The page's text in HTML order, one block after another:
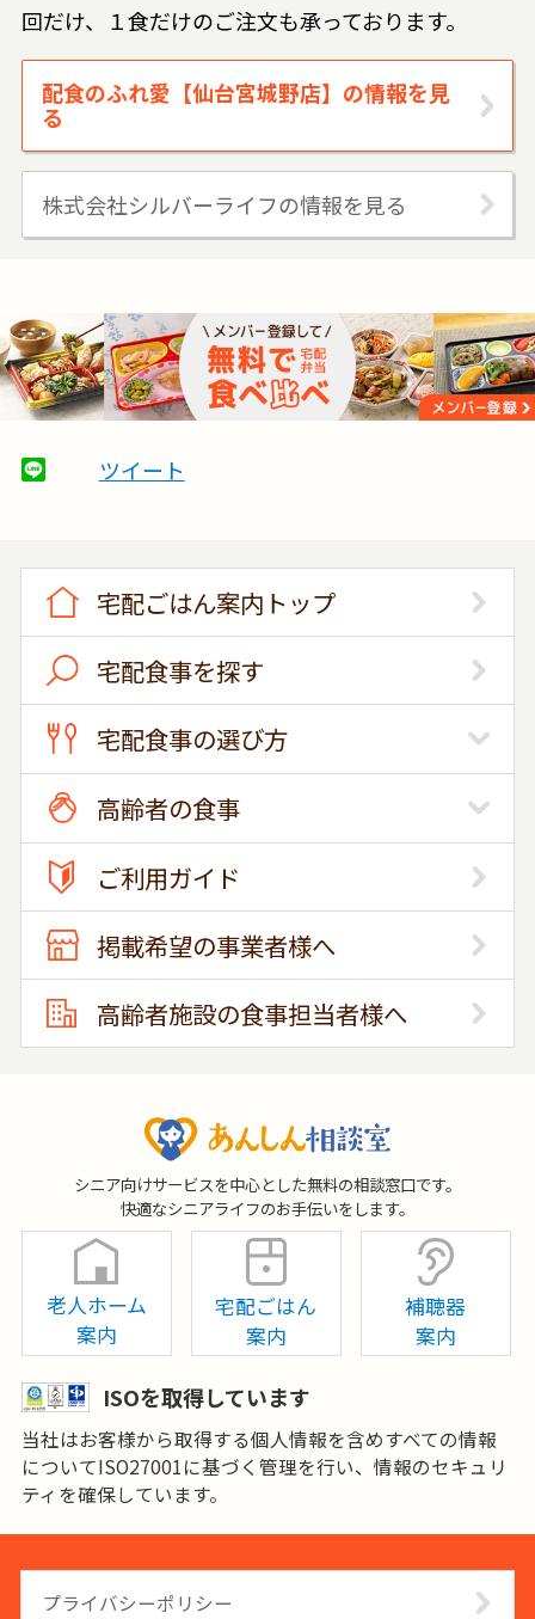
回だけ、１食だけのご注文も承っております。
配食のふれ愛【仙台宮城野店】の情報を見
る
株式会社シルバーライフの情報を見る
ツイート
宅配ごはん案内トップ
宅配食事を探す
宅配食事の選び方
高齢者の食事
ご利用ガイド
掲載希望の事業者様へ
高齢者施設の食事担当者様へ
シニア向けサービスを中心とした無料の相談窓口です。
快適なシニアライフのお手伝いをします。
老人ホーム
案内
宅配ごはん
案内
補聴器
案内
ISOを取得しています
当社はお客様から取得する個人情報を含めすべての情報
についてISO27001に基づく管理を行い、情報のセキュリ
ティを確保しています。
プライバシーポリシー